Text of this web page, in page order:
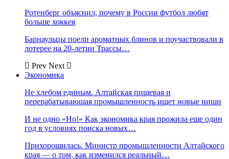
Ротенберг объяснил, почему в России футбол любят
больше хоккея
Барнаульцы поели ароматных блинов и поучаствовали в
лотерее на 20-летии Трассы…
Prev Next
Экономика
Не хлебом единым. Алтайская пищевая и
перерабатывающая промышленность ищет новые ниши
И не одно «Но!» Как экономика края прожила еще один
год в условиях поиска новых…
Прихорошилась. Министр промышленности Алтайского
края — о том, как изменился реальный…